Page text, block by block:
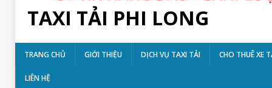
TAXI TẢI PHI LONG
TRANG CHỦ GIỚI THIỆU DỊCH VỤ TAXI TẢI CHO THUÊ XE
LIÊN HỆ